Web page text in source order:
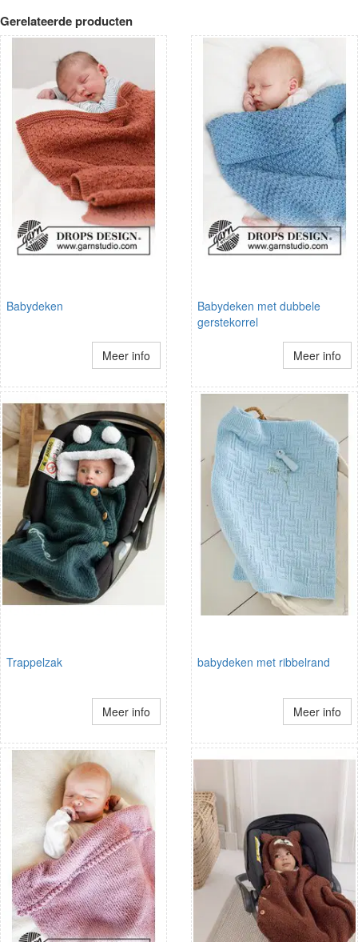
Gerelateerde producten
Babydeken
Meer info
Babydeken met dubbele
gerstekorrel
Meer info
Trappelzak
Meer info
babydeken met ribbelrand
Meer info